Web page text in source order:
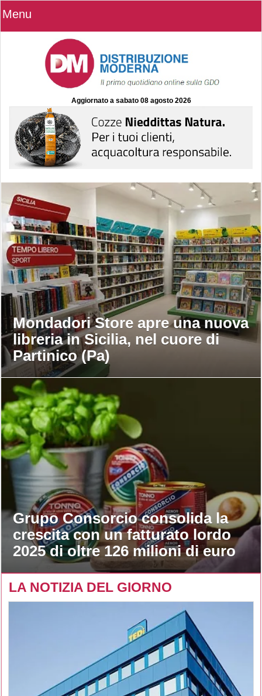
Menu
Aggiornato a sabato 08 agosto 2026
Mondadori Store apre una nuova
libreria in Sicilia, nel cuore di
Partinico (Pa)
Grupo Consorcio consolida la
crescita con un fatturato lordo
2025 di oltre 126 milioni di euro
LA NOTIZIA DEL GIORNO